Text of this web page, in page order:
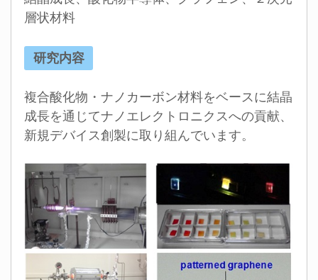
層状材料
研究内容
複合酸化物・ナノカーボン材料をベースに結晶
成長を通じてナノエレクトロニクスへの貢献、
新規デバイス創製に取り組んでいます。